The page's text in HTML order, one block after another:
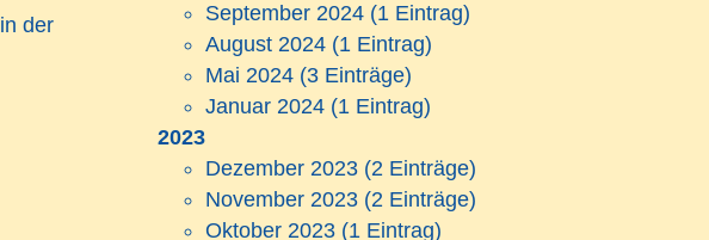
in der
September 2024 (1 Eintrag)
August 2024 (1 Eintrag)
Mai 2024 (3 Einträge)
Januar 2024 (1 Eintrag)
2023
Dezember 2023 (2 Einträge)
November 2023 (2 Einträge)
Oktober 2023 (1 Eintrag)